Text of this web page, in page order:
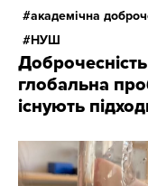
академічна
НУШ
глобальна
існують